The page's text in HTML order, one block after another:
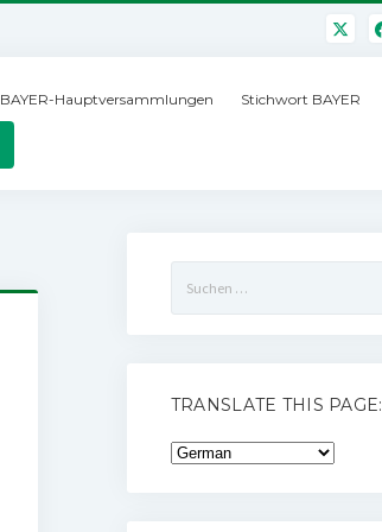
BAYER-Hauptversammlungen Stichwort BAYER
nach:
TRANSLATE THIS PAGE: